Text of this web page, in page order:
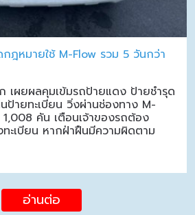
ฎหมายใช้ M-Flow รวม 5 วันกว่า
เผยผลคุมเข้มรถป้ายแดง ป้ายชำรุด
ป้ายทะเบียน วิ่งผ่านช่องทาง M-
คัน เตือนเจ้าของรถต้อง
ทะเบียน หากฝ่าฝืนมีความผิดตาม
อ่านต่อ